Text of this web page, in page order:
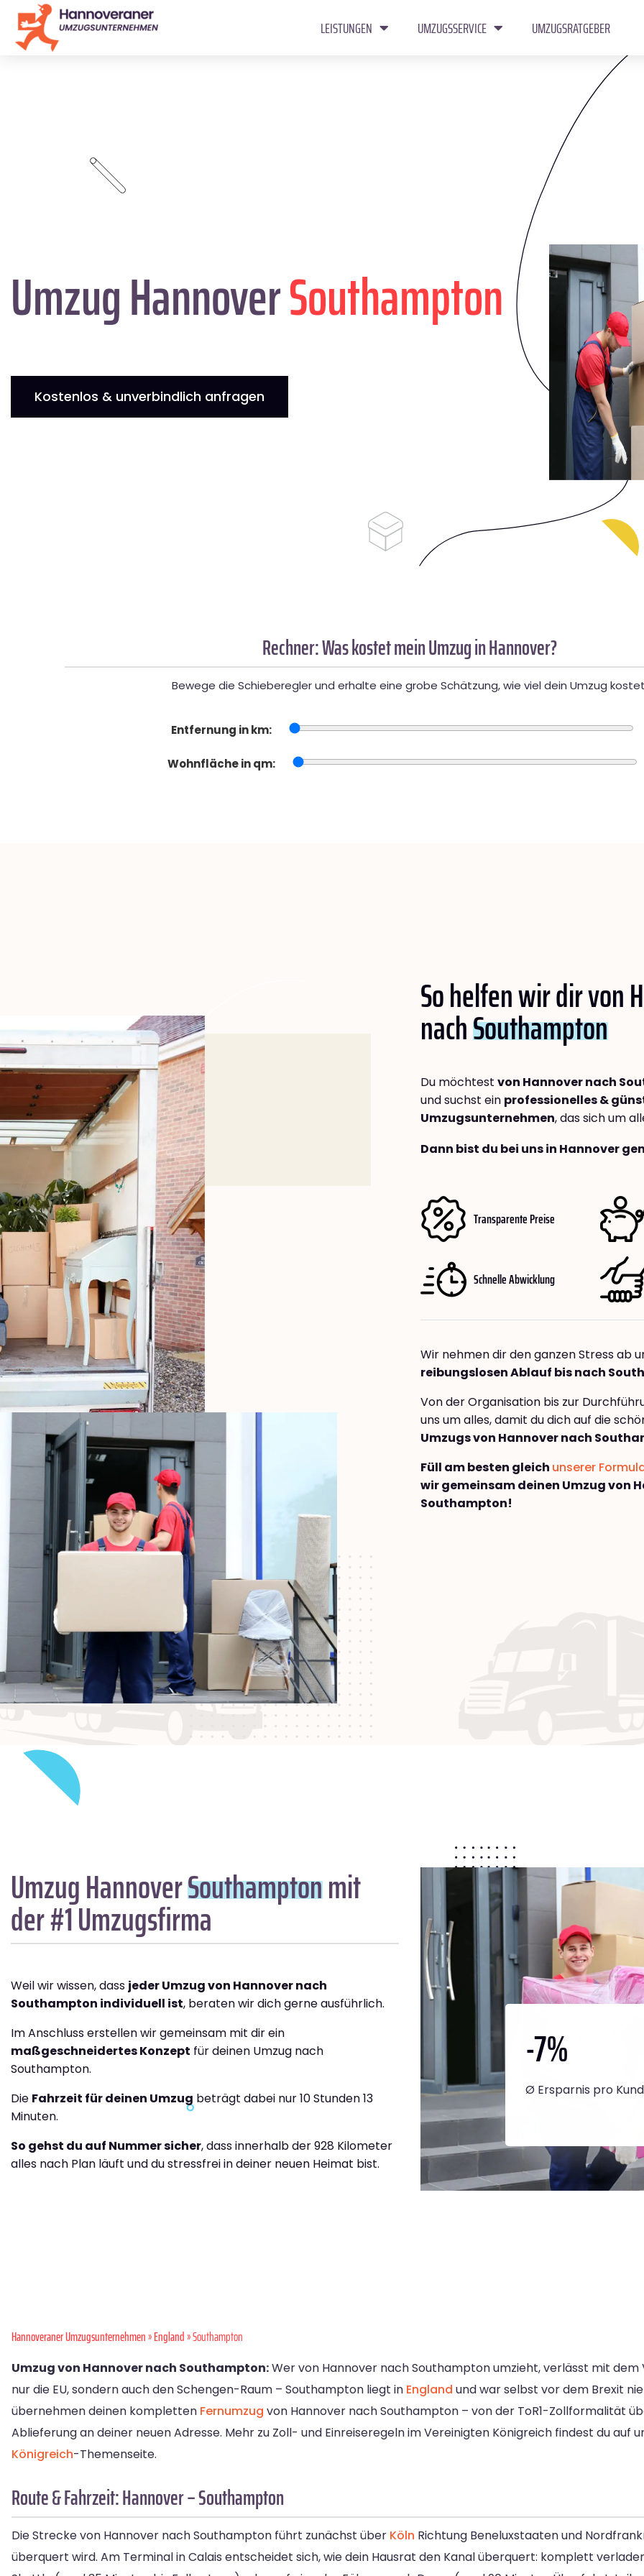
LEISTUNGEN UMZUGSSERVICE UMZUGSRATGEBER
Umzug HannoverSouthampton
Kostenlos & unverbindlich anfragen
Rechner: Was kostet mein Umzug in Hannover?
Bewege die Schieberegler und erhalte eine grobe Schätzung, wie viel dein Umzug
Entfernung in km:
Wohnfläche in qm:
So helfen wir dir von
nachSouthampton
Du möchtest von Hannover nach
und suchst ein professionelles &
Umzugsunternehmen, das sich um
Dann bist du bei uns in Hannover
Transparente Preise
Schnelle Abwicklung
Wir nehmen dir den ganzen Stress ab
reibungslosen Ablauf bis nach
Von der Organisation bis zur
uns um alles, damit du dich auf die
Umzugs von Hannover nach
Füll am besten gleich unserer
wir gemeinsam deinen Umzug von
Southampton!
Umzug HannoverSouthamptonmit
der #1 Umzugsfirma
Weil wir wissen, dass jeder Umzug von Hannover nach
Southampton individuell ist, beraten wir dich gerne ausführlich.
Im Anschluss erstellen wir gemeinsam mit dir ein
maßgeschneidertes Konzept für deinen Umzug nach
Southampton.
Die Fahrzeit für deinen Umzug beträgt dabei nur 10 Stunden 13
Minuten.
So gehst du auf Nummer sicher, dass innerhalb der 928 Kilometer
alles nach Plan läuft und du stressfrei in deiner neuen Heimat bist.
-7%
Ø Ersparnis pro
Hannoveraner Umzugsunternehmen»England» Southampton
Umzug von Hannover nach Southampton:Wer von Hannover nach Southampton umzieht, verlässt mit
nur die EU, sondern auch den Schengen-Raum – Southampton liegt in England und war selbst vor dem Brexit
übernehmen deinen kompletten Fernumzug von Hannover nach Southampton – von der ToR1-Zollformalität
Ablieferung an deiner neuen Adresse. Mehr zu Zoll- und Einreiseregeln im Vereinigten Königreich findest du auf
Königreich-Themenseite.
Route & Fahrzeit: Hannover – Southampton
Die Strecke von Hannover nach Southampton führt zunächst über Köln Richtung Beneluxstaaten und
überquert wird. Am Terminal in Calais entscheidet sich, wie dein Hausrat den Kanal überquert: komplett